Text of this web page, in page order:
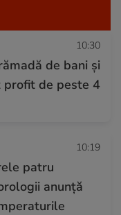
10:30
de bani și
profit de peste 4
10:19
patru
anunță